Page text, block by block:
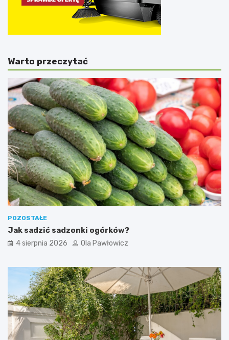
Warto przeczytać
POZOSTAŁE
Jak sadzić sadzonki ogórków?
4 sierpnia 2026 Ola Pawłowicz